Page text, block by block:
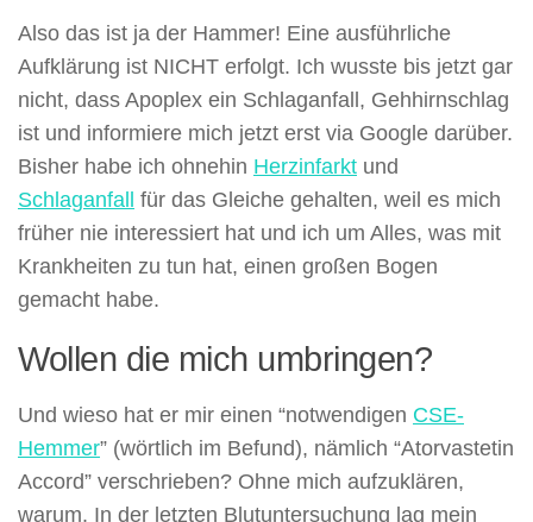
Also das ist ja der Hammer! Eine ausführliche
Aufklärung ist NICHT erfolgt. Ich wusste bis jetzt gar
nicht, dass Apoplex ein Schlaganfall, Gehhirnschlag
ist und informiere mich jetzt erst via Google darüber.
Bisher habe ich ohnehin Herzinfarkt und
Schlaganfall
für das Gleiche gehalten, weil es mich
früher nie interessiert hat und ich um Alles, was mit
Krankheiten zu tun hat, einen großen Bogen
gemacht habe.
Wollen die mich umbringen?
Und wieso hat er mir einen “notwendigen CSE-
Hemmer” (wörtlich im Befund), nämlich “Atorvastetin
Accord” verschrieben? Ohne mich aufzuklären,
warum. In der letzten Blutuntersuchung lag mein